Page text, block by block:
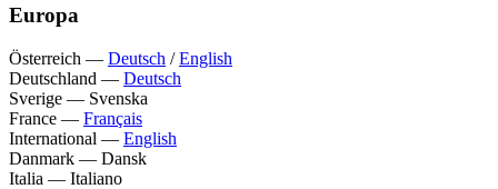
Europa
Österreich — Deutsch /English
Deutschland — Deutsch
Sverige — Svenska
France — Français
International — English
Danmark — Dansk
Italia — Italiano